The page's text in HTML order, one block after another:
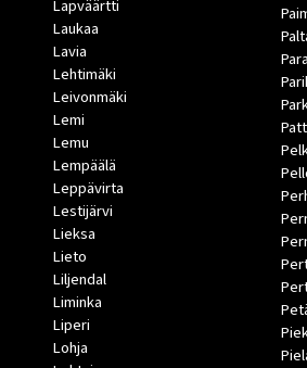
Lapväärtti
Laukaa
Lavia
Lehtimäki
Leivonmäki
Lemi
Lemu
Lempäälä
Leppävirta
Lestijärvi
Lieksa
Lieto
Liljendal
Liminka
Liperi
Lohja